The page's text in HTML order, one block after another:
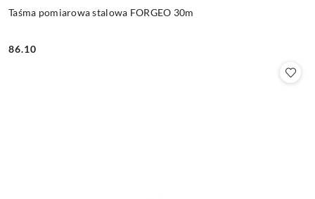
Taśma pomiarowa stalowa FORGEO 30m
Cena:
86.10